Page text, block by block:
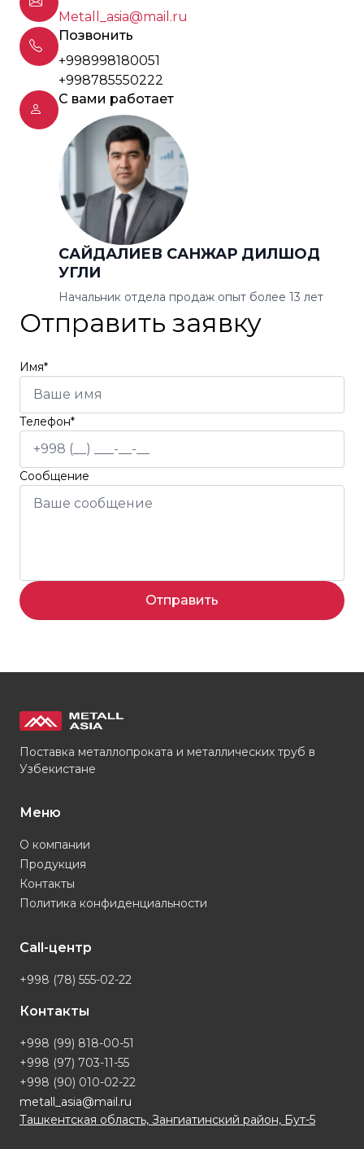
Metall_asia@mail.ru
Позвонить
+998998180051
+998785550222
С вами работает
САЙДАЛИЕВ САНЖАР ДИЛШОД
УГЛИ
Начальник отдела продаж опыт более 13 лет
Отправить заявку
Имя*
Телефон*
Сообщение
Отправить
Поставка металлопроката и металлических труб в
Узбекистане
Меню
О компании
Продукция
Контакты
Политика конфиденциальности
Call-центр
+998 (78) 555-02-22
Контакты
+998 (99) 818-00-51
+998 (97) 703-11-55
+998 (90) 010-02-22
metall_asia@mail.ru
Ташкентская область, Зангиатинский район, Бут-5